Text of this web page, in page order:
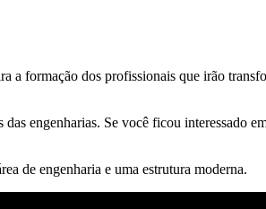
a formação dos profissionais que irão
engenharias. Se você ficou interessado
de engenharia e uma estrutura moderna.